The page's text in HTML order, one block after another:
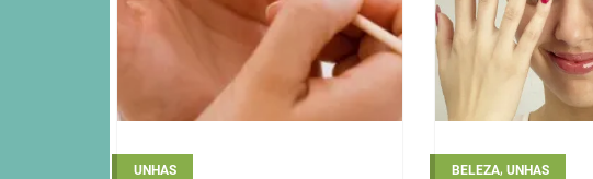
UNHAS BELEZA, UNHAS